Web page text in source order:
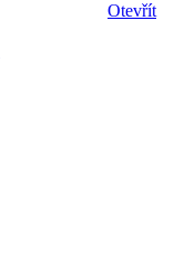
Otevřít